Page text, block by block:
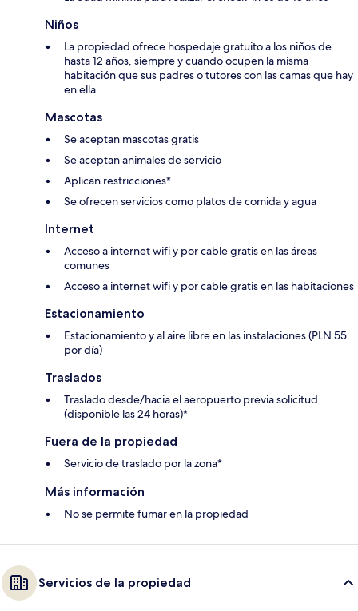
Niños
La propiedad ofrece hospedaje gratuito a los niños de
hasta 12 años, siempre y cuando ocupen la misma
habitación que sus padres o tutores con las camas que hay
en ella
Mascotas
Se aceptan mascotas gratis
Se aceptan animales de servicio
Aplican restricciones*
Se ofrecen servicios como platos de comida y agua
Internet
Acceso a internet wifi y por cable gratis en las áreas
comunes
Acceso a internet wifi y por cable gratis en las habitaciones
Estacionamiento
Estacionamiento y al aire libre en las instalaciones (PLN 55
por día)
Traslados
Traslado desde/hacia el aeropuerto previa solicitud
(disponible las 24 horas)*
Fuera de la propiedad
Servicio de traslado por la zona*
Más información
No se permite fumar en la propiedad
Servicios de la propiedad